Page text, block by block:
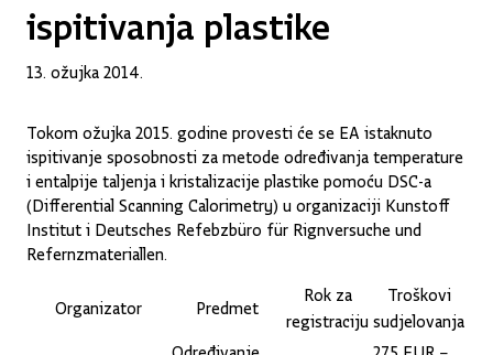
ispitivanja plastike
13. ožujka 2014.
Tokom ožujka 2015. godine provesti će se EA istaknuto
ispitivanje sposobnosti za metode određivanja temperature
i entalpije taljenja i kristalizacije plastike pomoću DSC-a
(Differential Scanning Calorimetry) u organizaciji Kunstoff
Institut i Deutsches Refebzbüro für Rignversuche und
Refernzmateriallen.
Organizator Predmet
Rok za
registraciju
Troškovi
sudjelovanja
Određivanje 275 EUR –